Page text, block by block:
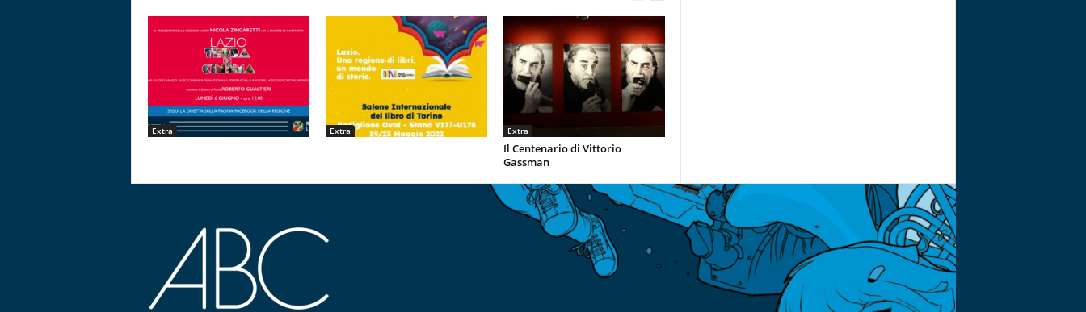
Extra Extra Extra
Il Centenario di Vittorio
Gassman